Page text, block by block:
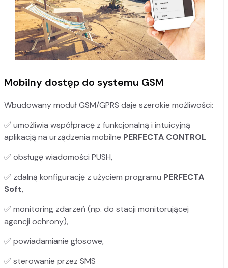
Mobilny dostęp do systemu GSM
Wbudowany moduł GSM/GPRS daje szerokie możliwości:
✅ umożliwia współpracę z funkcjonalną i intuicyjną
aplikacją na urządzenia mobilne PERFECTA CONTROL
✅ obsługę wiadomości PUSH,
✅ zdalną konfigurację z użyciem programu PERFECTA
Soft,
✅ monitoring zdarzeń (np. do stacji monitorującej
agencji ochrony),
✅ powiadamianie głosowe,
✅ sterowanie przez SMS